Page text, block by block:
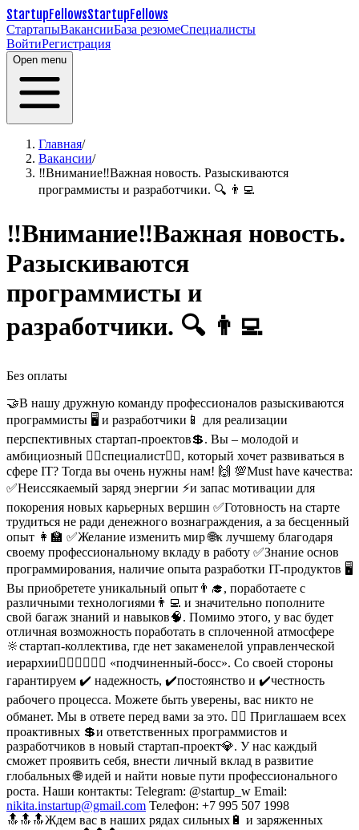
StartupFellowsStartupFellows
СтартапыВакансииБаза резюмеСпециалисты
ВойтиРегистрация
Open menu
Главная/
Вакансии/
‼️Внимание‼️Важная новость. Разыскиваются
программисты и разработчики. 🔍 👨‍💻
‼️Внимание‼️Важная новость.
Разыскиваются
программисты и
разработчики. 🔍 👨‍💻
Без оплаты
🤝В нашу дружную команду профессионалов разыскиваются
программисты 🖥 и разработчики📱 для реализации
перспективных стартап-проектов💲. Вы – молодой и
амбициозный 🙋‍♀️специалист🙋‍♂️, который хочет развиваться в
сфере IT? Тогда вы очень нужны нам! 🙌 💯Must have качества:
✅Неиссякаемый заряд энергии ⚡️и запас мотивации для
покорения новых карьерных вершин ✅Готовность на старте
трудиться не ради денежного вознаграждения, а за бесценный
опыт 👩‍🏫 ✅Желание изменить мир 🌐к лучшему благодаря
своему профессиональному вкладу в работу ✅Знание основ
программирования, наличие опыта разработки IT-продуктов 🖥
Вы приобретете уникальный опыт👨‍🎓, поработаете с
различными технологиями👨‍💻 и значительно пополните
свой багаж знаний и навыков🧠. Помимо этого, у вас будет
отличная возможность поработать в сплоченной атмосфере
🔆стартап-коллектива, где нет закаменелой управленческой
иерархии🙅‍♂️🙅‍♂️🙅‍♂️ «подчиненный-босс». Со своей стороны
гарантируем ✔️ надежность, ✔️постоянство и ✔️честность
рабочего процесса. Можете быть уверены, вас никто не
обманет. Мы в ответе перед вами за это. 💁‍♂️ Приглашаем всех
проактивных 💲и ответственных программистов и
разработчиков в новый стартап-проект💎. У нас каждый
сможет проявить себя, внести личный вклад в развитие
глобальных 🌐 идей и найти новые пути профессионального
роста. Наши контакты: Telegram: @startup_w Email:
nikita.instartup@gmail.com Телефон: +7 995 507 1998
🔝🔝🔝Ждем вас в наших рядах сильных🔋 и заряженных